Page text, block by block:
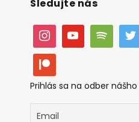
Sledujte nás
Prihlás sa na odber